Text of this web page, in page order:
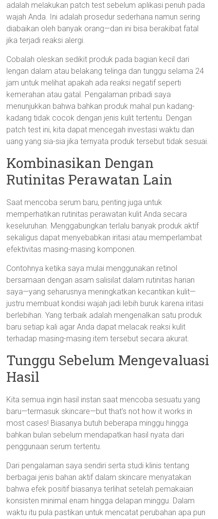
adalah melakukan patch test sebelum aplikasi penuh pada
wajah Anda. Ini adalah prosedur sederhana namun sering
diabaikan oleh banyak orang—dan ini bisa berakibat fatal
jika terjadi reaksi alergi.
Cobalah oleskan sedikit produk pada bagian kecil dari
lengan dalam atau belakang telinga dan tunggu selama 24
jam untuk melihat apakah ada reaksi negatif seperti
kemerahan atau gatal. Pengalaman pribadi saya
menunjukkan bahwa bahkan produk mahal pun kadang-
kadang tidak cocok dengan jenis kulit tertentu. Dengan
patch test ini, kita dapat mencegah investasi waktu dan
uang yang sia-sia jika ternyata produk tersebut tidak sesuai.
Kombinasikan Dengan
Rutinitas Perawatan Lain
Saat mencoba serum baru, penting juga untuk
memperhatikan rutinitas perawatan kulit Anda secara
keseluruhan. Menggabungkan terlalu banyak produk aktif
sekaligus dapat menyebabkan iritasi atau memperlambat
efektivitas masing-masing komponen.
Contohnya ketika saya mulai menggunakan retinol
bersamaan dengan asam salisilat dalam rutinitas harian
saya—yang seharusnya meningkatkan kecantikan kulit—
justru membuat kondisi wajah jadi lebih buruk karena iritasi
berlebihan. Yang terbaik adalah mengenalkan satu produk
baru setiap kali agar Anda dapat melacak reaksi kulit
terhadap masing-masing item tersebut secara akurat.
Tunggu Sebelum Mengevaluasi
Hasil
Kita semua ingin hasil instan saat mencoba sesuatu yang
baru—termasuk skincare—but that’s not how it works in
most cases! Biasanya butuh beberapa minggu hingga
bahkan bulan sebelum mendapatkan hasil nyata dari
penggunaan serum tertentu.
Dari pengalaman saya sendiri serta studi klinis tentang
berbagai jenis bahan aktif dalam skincare menyatakan
bahwa efek positif biasanya terlihat setelah pemakaian
konsisten minimal enam hingga delapan minggu. Dalam
waktu itu pula pastikan untuk mencatat perubahan apa pun